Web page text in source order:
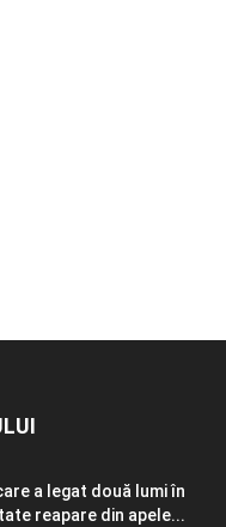
a legat două lumi în
reapare din apele...